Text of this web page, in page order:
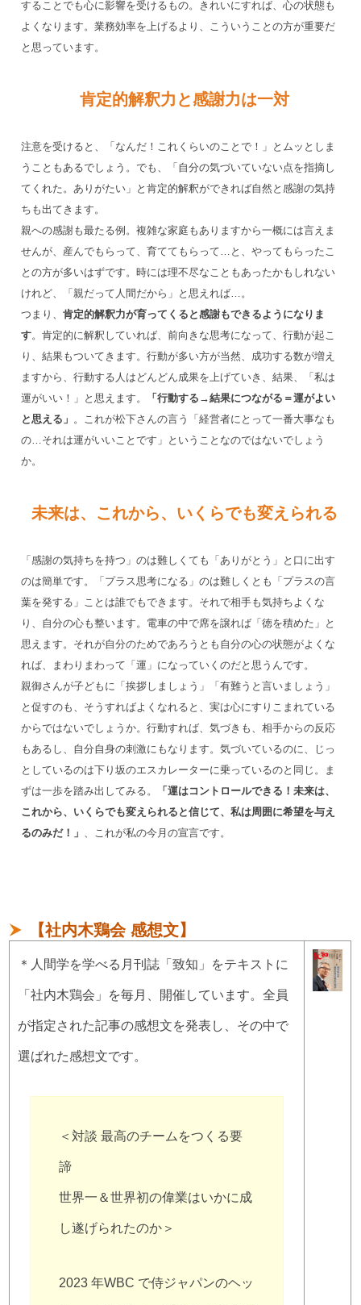
することでも心に影響を受けるもの。きれいにすれば、心の状態も
よくなります。業務効率を上げるより、こういうことの方が重要だ
と思っています。
肯定的解釈力と感謝力は一対
注意を受けると、「なんだ！これくらいのことで！」とムッとしま
うこともあるでしょう。でも、「自分の気づいていない点を指摘し
てくれた。ありがたい」と肯定的解釈ができれば自然と感謝の気持
ちも出てきます。
親への感謝も最たる例。複雑な家庭もありますから一概には言えま
せんが、産んでもらって、育ててもらって…と、やってもらったこ
との方が多いはずです。時には理不尽なこともあったかもしれない
けれど、「親だって人間だから」と思えれば…。
つまり、肯定的解釈力が育ってくると感謝もできるようになりま
す。肯定的に解釈していれば、前向きな思考になって、行動が起こ
り、結果もついてきます。行動が多い方が当然、成功する数が増え
ますから、行動する人はどんどん成果を上げていき、結果、「私は
運がいい！」と思えます。
「行動する→結果につながる＝運がよい
と思える」 。これが松下さんの言う「経営者にとって一番大事なも
の…それは運がいいことです」ということなのではないでしょう
か。
未来は、これから、いくらでも変えられる
「感謝の気持ちを持つ」のは難しくても「ありがとう」と口に出す
のは簡単です。「プラス思考になる」のは難しくとも「プラスの言
葉を発する」ことは誰でもできます。それで相手も気持ちよくな
り、自分の心も整います。電車の中で席を譲れば「徳を積めた」と
思えます。それが自分のためであろうとも自分の心の状態がよくな
れば、まわりまわって「運」になっていくのだと思うんです。
親御さんが子どもに「挨拶しましょう」「有難うと言いましょう」
と促すのも、そうすればよくなれると、実は心にすりこまれている
からではないでしょうか。行動すれば、気づきも、相手からの反応
もあるし、自分自身の刺激にもなります。気づいているのに、じっ
としているのは下り坂のエスカレーターに乗っているのと同じ。ま
ずは一歩を踏み出してみる。
「運はコントロールできる！未来は、
これから、いくらでも変えられると信じて、私は周囲に希望を与え
るのみだ！」 、これが私の今月の宣言です。
【社内木鶏会 感想文】
＊人間学を学べる月刊誌「致知」をテキストに
「社内木鶏会」を毎月、開催しています。全員
が指定された記事の感想文を発表し、その中で
選ばれた感想文です。
＜対談 最高のチームをつくる要
諦
世界一＆世界初の偉業はいかに成
し遂げられたのか＞
2023 年WBC で侍ジャパンのヘッ